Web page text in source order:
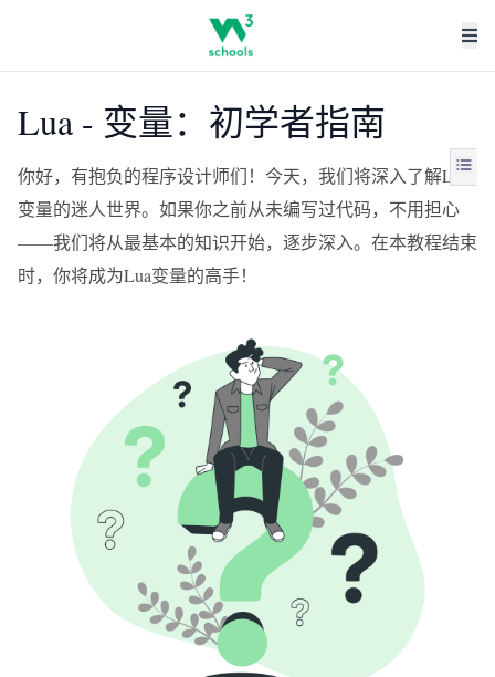
Lua - 变量：初学者指南
你好，有抱负的程序设计师们！今天，我们将深入了解Lua
变量的迷人世界。如果你之前从未编写过代码，不用担心
——我们将从最基本的知识开始，逐步深入。在本教程结束
时，你将成为Lua变量的高手！